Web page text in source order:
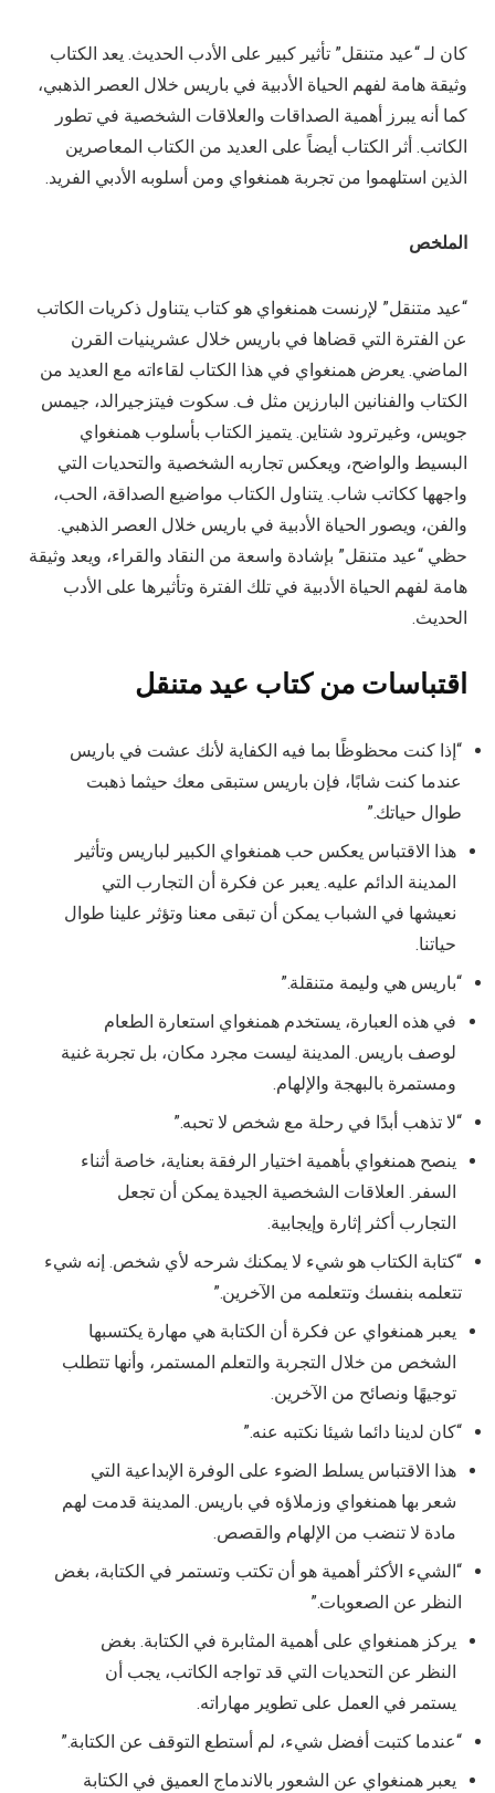
كان لـ “عيد متنقل” تأثير كبير على الأدب الحديث. يعد الكتاب
وثيقة هامة لفهم الحياة الأدبية في باريس خلال العصر الذهبي،
كما أنه يبرز أهمية الصداقات والعلاقات الشخصية في تطور
الكاتب. أثر الكتاب أيضاً على العديد من الكتاب المعاصرين
الذين استلهموا من تجربة همنغواي ومن أسلوبه الأدبي الفريد.
الملخص
“عيد متنقل” لإرنست همنغواي هو كتاب يتناول ذكريات الكاتب
عن الفترة التي قضاها في باريس خلال عشرينيات القرن
الماضي. يعرض همنغواي في هذا الكتاب لقاءاته مع العديد من
الكتاب والفنانين البارزين مثل ف. سكوت فيتزجيرالد، جيمس
جويس، وغيرترود شتاين. يتميز الكتاب بأسلوب همنغواي
البسيط والواضح، ويعكس تجاربه الشخصية والتحديات التي
واجهها ككاتب شاب. يتناول الكتاب مواضيع الصداقة، الحب،
والفن، ويصور الحياة الأدبية في باريس خلال العصر الذهبي.
حظي “عيد متنقل” بإشادة واسعة من النقاد والقراء، ويعد وثيقة
هامة لفهم الحياة الأدبية في تلك الفترة وتأثيرها على الأدب
الحديث.
اقتباسات من كتاب عيد متنقل
“إذا كنت محظوظًا بما فيه الكفاية لأنك عشت في باريس
عندما كنت شابًا، فإن باريس ستبقى معك حيثما ذهبت
طوال حياتك.”
هذا الاقتباس يعكس حب همنغواي الكبير لباريس وتأثير
المدينة الدائم عليه. يعبر عن فكرة أن التجارب التي
نعيشها في الشباب يمكن أن تبقى معنا وتؤثر علينا طوال
حياتنا.
“باريس هي وليمة متنقلة.”
في هذه العبارة، يستخدم همنغواي استعارة الطعام
لوصف باريس. المدينة ليست مجرد مكان، بل تجربة غنية
ومستمرة بالبهجة والإلهام.
“لا تذهب أبدًا في رحلة مع شخص لا تحبه.”
ينصح همنغواي بأهمية اختيار الرفقة بعناية، خاصة أثناء
السفر. العلاقات الشخصية الجيدة يمكن أن تجعل
التجارب أكثر إثارة وإيجابية.
“كتابة الكتاب هو شيء لا يمكنك شرحه لأي شخص. إنه شيء
تتعلمه بنفسك وتتعلمه من الآخرين.”
يعبر همنغواي عن فكرة أن الكتابة هي مهارة يكتسبها
الشخص من خلال التجربة والتعلم المستمر، وأنها تتطلب
توجيهًا ونصائح من الآخرين.
“كان لدينا دائما شيئا نكتبه عنه.”
هذا الاقتباس يسلط الضوء على الوفرة الإبداعية التي
شعر بها همنغواي وزملاؤه في باريس. المدينة قدمت لهم
مادة لا تنضب من الإلهام والقصص.
“الشيء الأكثر أهمية هو أن تكتب وتستمر في الكتابة، بغض
النظر عن الصعوبات.”
يركز همنغواي على أهمية المثابرة في الكتابة. بغض
النظر عن التحديات التي قد تواجه الكاتب، يجب أن
يستمر في العمل على تطوير مهاراته.
“عندما كتبت أفضل شيء، لم أستطع التوقف عن الكتابة.”
يعبر همنغواي عن الشعور بالاندماج العميق في الكتابة